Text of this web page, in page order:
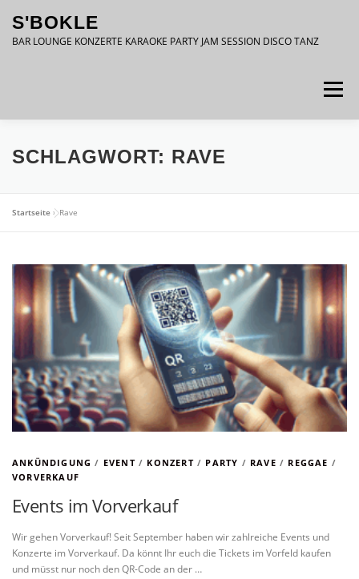
Inhalt
springen
S'BOKLE
BAR LOUNGE KONZERTE KARAOKE PARTY JAM SESSION DISCO TANZ
Menü
DATENSCHUTZ IMPRESSUM
SCHLAGWORT: RAVE
Startseite »Rave
ANKÜNDIGUNG / EVENT/ KONZERT/ PARTY / RAVE / REGGAE /
VORVERKAUF
Events im Vorverkauf
Wir gehen Vorverkauf! Seit September haben wir zahlreiche Events und
Konzerte im Vorverkauf. Da könnt Ihr euch die Tickets im Vorfeld kaufen
und müsst nur noch den QR-Code an der …